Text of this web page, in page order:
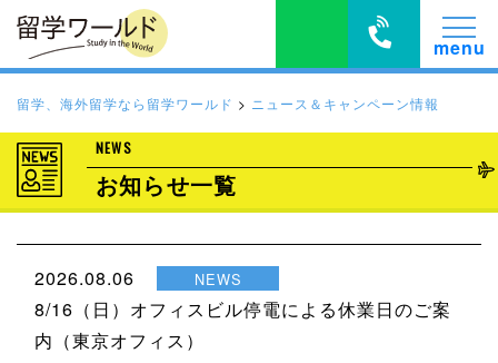
留学、海外留学なら留学ワールド > ニュース＆キャンペーン情報
NEWS
お知らせ一覧
2026.08.06 NEWS
8/16（日）オフィスビル停電による休業日のご案
内（東京オフィス）